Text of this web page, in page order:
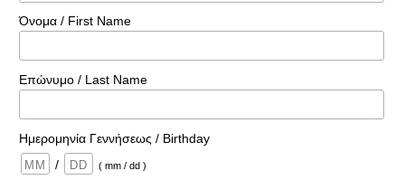
Όνομα / First Name
Επώνυμο / Last Name
Ημερομηνία Γεννήσεως / Birthday
/
( mm / dd )